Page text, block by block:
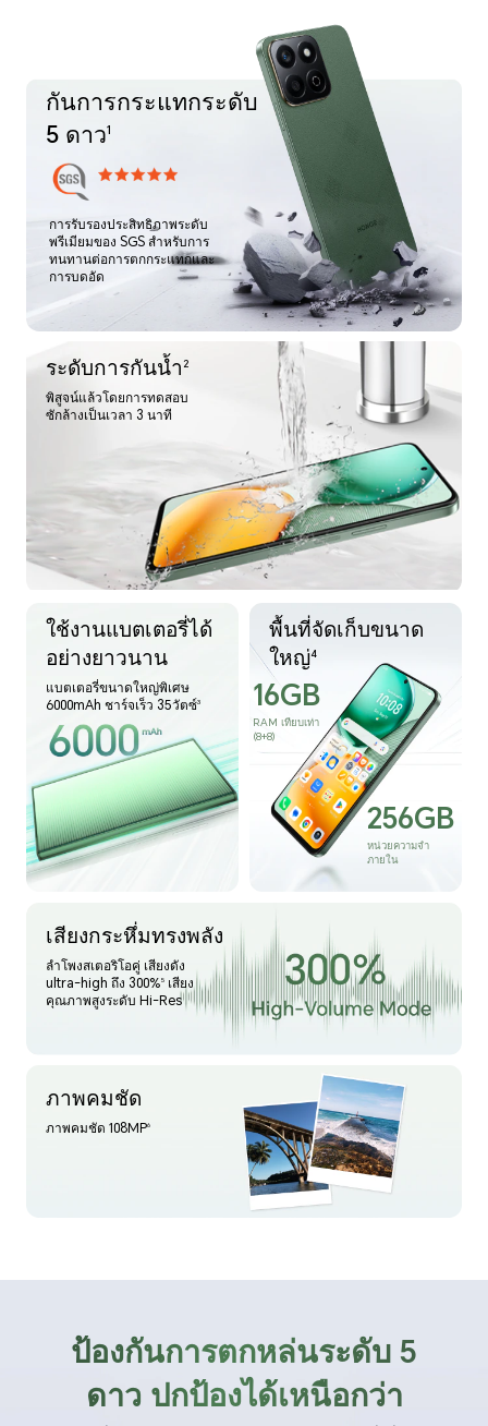
กันการกระแทกระดับ
5 ดาว1
การรับรองประสิทธิภาพระดับ
พรีเมียมของ SGS สำหรับการ
ทนทานต่อการตกกระแทกและ
การบดอัด
ระดับการกันน้ำ 2
พิสูจน์แล้วโดยการทดสอบ
ซักล้างเป็นเวลา 3 นาที
ใช้งานแบตเตอรี่ได้
อย่างยาวนาน
แบตเตอรี่ขนาดใหญ่พิเศษ
6000mAh ชาร์จเร็ว 35วัตซ์3
พื้นที่จัดเก็บขนาด
ใหญ่4
16GB
RAM เทียบเท่า
(8+8)
256GB
หน่วยความจำ
ภายใน
เสียงกระหึ่มทรงพลัง
ลำโพงสเตอริโอคู่ เสียงดัง
ultra-high ถึง 300%5เสียง
คุณภาพสูงระดับ Hi-Res
ภาพคมชัด
ภาพคมชัด 108MP6
ป้องกันการตกหล่นระดับ 5
ดาว ปกป้องได้เหนือกว่า